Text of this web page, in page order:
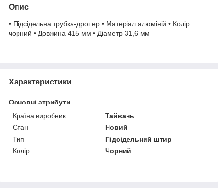
Опис
• Підсідельна трубка-дропер • Матеріал алюміній • Колір
чорний • Довжина 415 мм • Діаметр 31,6 мм
Характеристики
Основні атрибути
Країна виробник
Тайвань
Стан
Новий
Тип
Підсідельний штир
Колір
Чорний